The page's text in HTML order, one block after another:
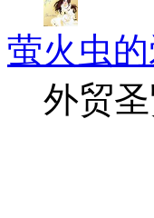
萤火虫
外贸